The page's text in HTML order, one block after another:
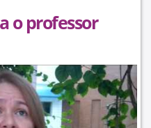
o professor